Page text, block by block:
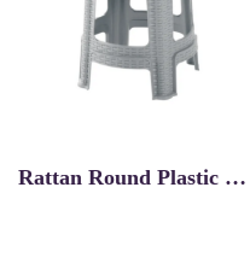
Rattan Round Plastic Chair